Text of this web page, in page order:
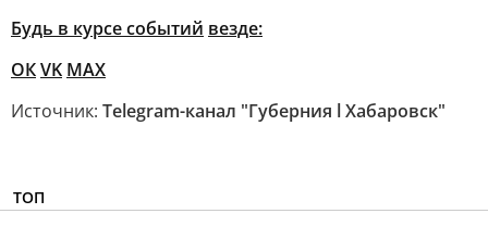
Будь в курсе событий везде:
ОКVK MAX
Источник: Telegram-канал "Губерния l Хабаровск"
ТОП